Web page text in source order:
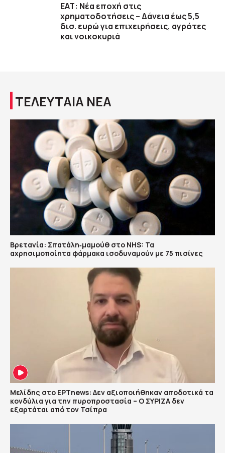
ΕΑΤ: Νέα εποχή στις
χρηματοδοτήσεις – Δάνεια έως 5,5
δισ. ευρώ για επιχειρήσεις, αγρότες
και νοικοκυριά
ΤΕΛΕΥΤΑΙΑ ΝΕΑ
Βρετανία: Σπατάλη‑μαμούθ στο NHS: Τα
αχρησιμοποίητα φάρμακα ισοδυναμούν με 75 πισίνες
Μελίδης στο ΕΡΤnews: Δεν αξιοποιήθηκαν αποδοτικά τα
κονδύλια για την πυροπροστασία – Ο ΣΥΡΙΖΑ δεν
εξαρτάται από τον Τσίπρα